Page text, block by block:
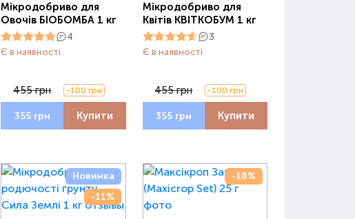
Мікродобриво для
Овочів БІОБОМБА 1 кг
4
Є в наявності
455 грн -100 грн
355 грн Купити
Мікродобриво для
Квітів КВІТКОБУМ 1 кг
3
Є в наявності
455 грн -100 грн
355 грн Купити
Новинка
-11%
-18%